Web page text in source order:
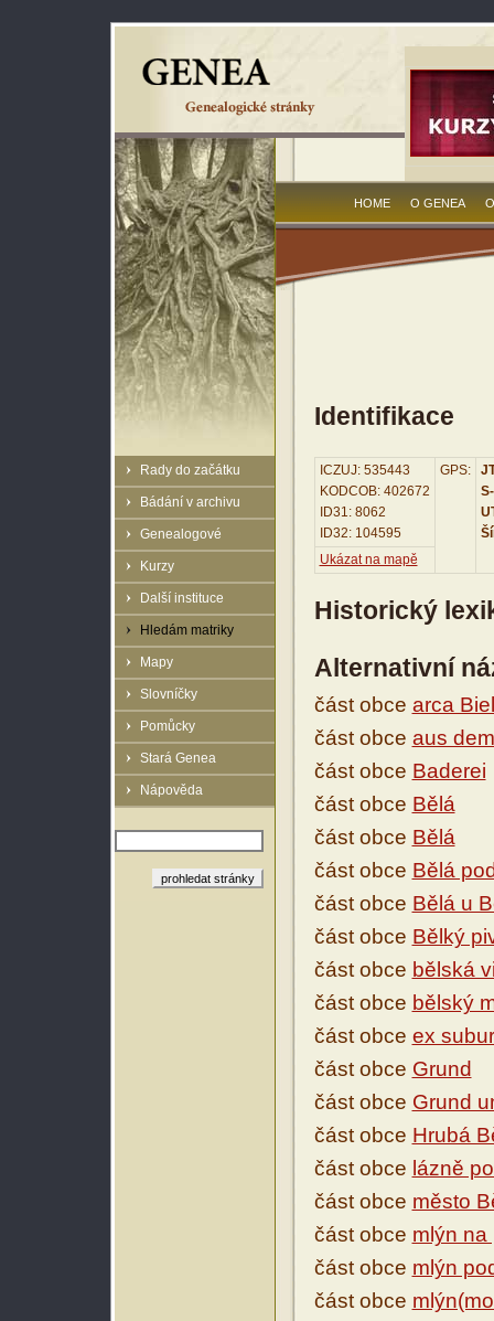
Rady do začátku
Bádání v archivu
Genealogové
Kurzy
Další instituce
Hledám matriky
Mapy
Slovníčky
Pomůcky
Stará Genea
Nápověda
HOME O GENEA
Identifikace
ICZUJ: 535443
KODCOB: 402672
ID31: 8062
ID32: 104595
GPS:
Ukázat na mapě
Historický
Alternativní
část obce arca
část obce aus
část obce Baderei
část obce Bělá
část obce Bělá
část obce Bělá
část obce Bělá u
část obce Bělký
část obce bělská
část obce bělský
část obce ex
část obce Grund
část obce Grund
část obce Hrubá
část obce lázně
část obce město
část obce mlýn na
část obce mlýn
část obce